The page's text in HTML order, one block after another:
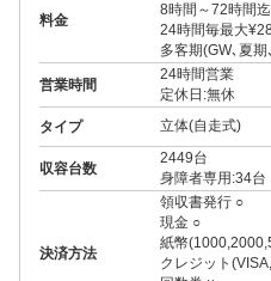
料金
8時間～72時間
24時間毎最大
多客期(GW､夏
営業時間
24時間営業
定休日:無休
タイプ
立体(自走式)
収容台数
2449台
身障者専用:34台
決済方法
領収書発行 ○
現金 ○
紙幣
クレジット